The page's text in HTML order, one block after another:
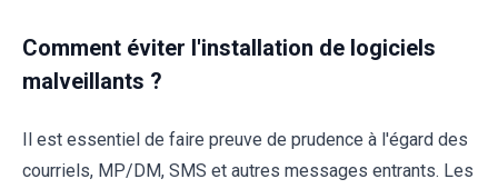
Comment éviter l'installation de logiciels
malveillants ?
Il est essentiel de faire preuve de prudence à l'égard des
courriels, MP/DM, SMS et autres messages entrants. Les